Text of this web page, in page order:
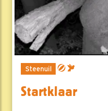
Steenuil
Startklaar